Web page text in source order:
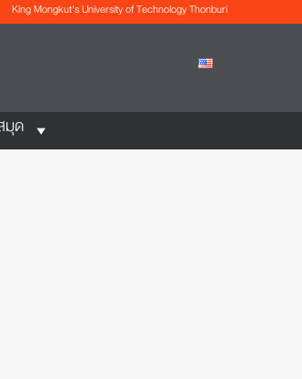
King Mongkut's University of Technology Thonburi
มุด